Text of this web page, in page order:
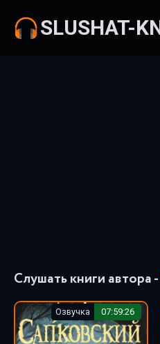
Слушать книги автора -
Озвучка 07:59:26